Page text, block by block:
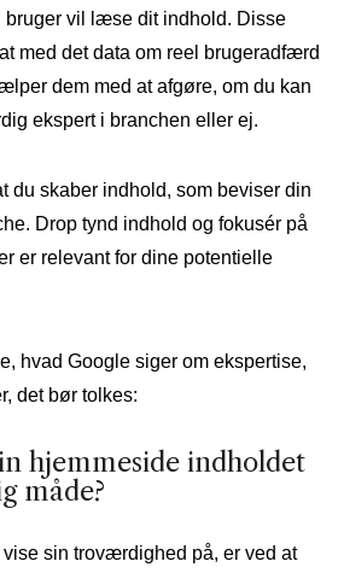
bruger vil læse dit indhold. Disse
med det data om reel brugeradfærd
dem med at afgøre, om du kan
ekspert i branchen eller ej.
du skaber indhold, som beviser din
Drop tynd indhold og fokusér på
er relevant for dine potentielle
hvad Google siger om ekspertise,
det bør tolkes:
hjemmeside indholdet
måde?
vise sin troværdighed på, er ved at